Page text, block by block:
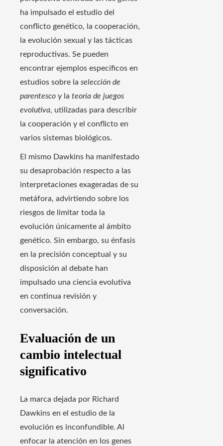
ha impulsado el estudio del
conflicto genético, la cooperación,
la evolución sexual y las tácticas
reproductivas. Se pueden
encontrar ejemplos específicos en
estudios sobre la selección de
parentesco y la teoría de juegos
evolutiva, utilizadas para describir
la cooperación y el conflicto en
varios sistemas biológicos.
El mismo Dawkins ha manifestado
su desaprobación respecto a las
interpretaciones exageradas de su
metáfora, advirtiendo sobre los
riesgos de limitar toda la
evolución únicamente al ámbito
genético. Sin embargo, su énfasis
en la precisión conceptual y su
disposición al debate han
impulsado una ciencia evolutiva
en continua revisión y
conversación.
Evaluación de un
cambio intelectual
significativo
La marca dejada por Richard
Dawkins en el estudio de la
evolución es inconfundible. Al
enfocar la atención en los genes